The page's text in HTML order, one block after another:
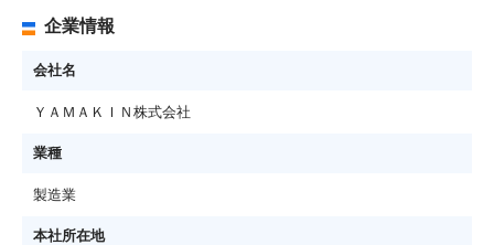
企業情報
会社名
ＹＡＭＡＫＩＮ株式会社
業種
製造業
本社所在地